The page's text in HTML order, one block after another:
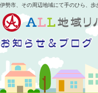
伊勢市、その周辺地域にて手のひら、